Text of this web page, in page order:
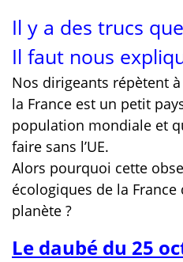
Il y a des trucs
Il faut nous
Nos dirigeants répètent
la France est un petit
population mondiale et
faire sans l’UE.
Alors pourquoi cette
écologiques de la
planète ?
Le daubé du 25